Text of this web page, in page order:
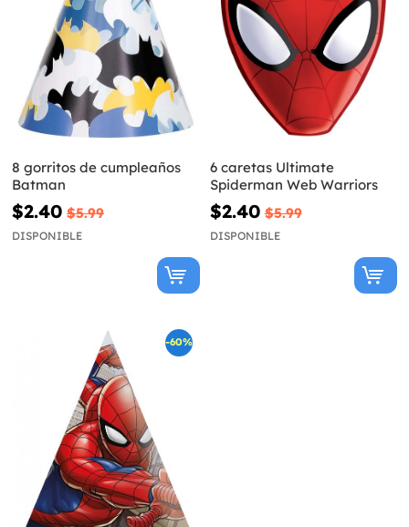
8 gorritos de cumpleaños
Batman
$2.40 $5.99
DISPONIBLE
6 caretas Ultimate
Spiderman Web Warriors
$2.40 $5.99
DISPONIBLE
-60%